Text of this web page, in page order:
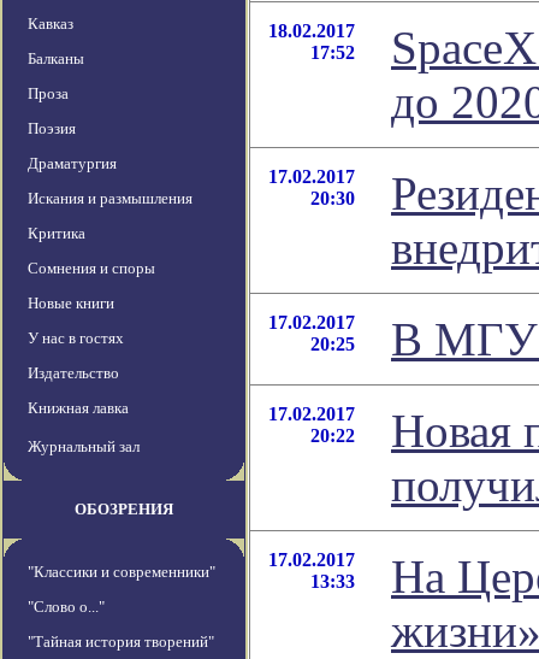
Кавказ
Балканы
Проза
Поэзия
Драматургия
Искания и размышления
Критика
Сомнения и споры
Новые книги
У нас в гостях
Издательство
Книжная лавка
Журнальный зал
ОБОЗРЕНИЯ
"Классики и современники"
"Слово о..."
"Тайная история творений"
18.02.2017
17:52
до
17.02.2017
20:30
17.02.2017
20:25
В МГУ
17.02.2017
20:22
Новая
17.02.2017
13:33
На